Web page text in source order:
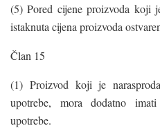
(5) Pored cijene proizvoda koji
istaknuta cijena proizvoda
Član 15
(1) Proizvod koji je
upotrebe, mora dodatno
upotrebe.